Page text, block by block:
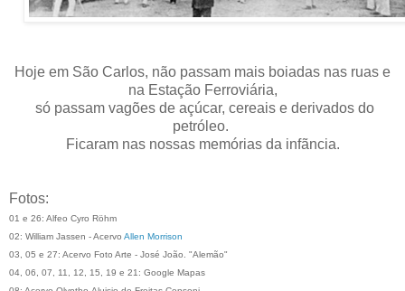
Hoje em São Carlos, não passam mais boiadas nas ruas e
na Estação Ferroviária,
só passam vagões de açúcar, cereais e derivados do
petróleo.
Ficaram nas nossas memórias da infãncia.
Fotos:
01 e 26: Alfeo Cyro Röhm
02: William Jassen - Acervo Allen Morrison
03, 05 e 27: Acervo Foto Arte - José João. "Alemão"
04, 06, 07, 11, 12, 15, 19 e 21: Google Mapas